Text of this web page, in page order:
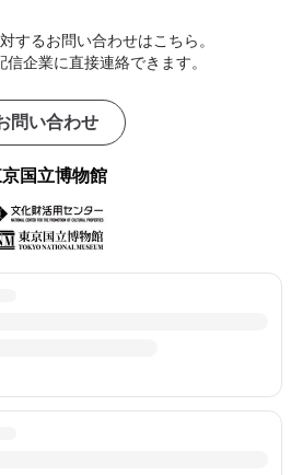
するお問い合わせはこちら。
企業に直接連絡できます。
問い合わせ
国立博物館